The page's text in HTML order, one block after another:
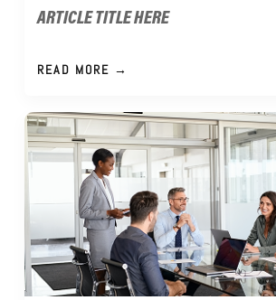
ARTICLE TITLE HERE
READ MORE →